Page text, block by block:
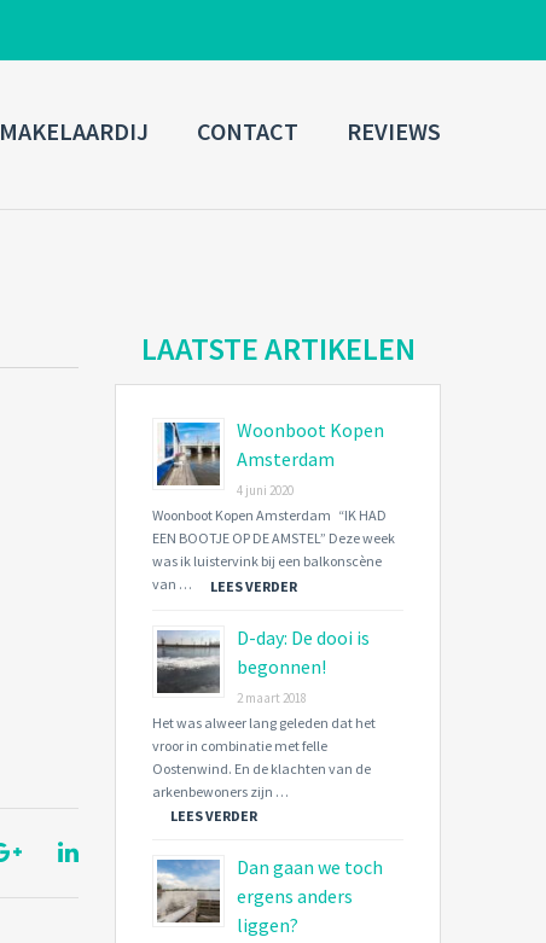
Username
Connect with:
Forgot
password? SIGN IN
Remember me
MAKELAARDIJ CONTACT REVIEWS
LAATSTE ARTIKELEN
Woonboot Kopen
Amsterdam
4 juni 2020
Woonboot Kopen Amsterdam “IK HAD
EEN BOOTJE OP DE AMSTEL” Deze week
was ik luistervink bij een balkonscène
van …
LEES VERDER
D-day: De dooi is
begonnen!
2 maart 2018
Het was alweer lang geleden dat het
vroor in combinatie met felle
Oostenwind. En de klachten van de
arkenbewoners zijn …
LEES VERDER
Dan gaan we toch
ergens anders
liggen?